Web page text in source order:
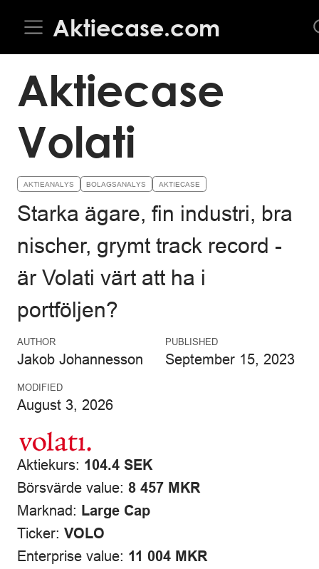
Aktiecase.com
Aktiecase
Volati
AKTIEANALYS BOLAGSANALYS AKTIECASE
Starka ägare, fin industri, bra
nischer, grymt track record -
är Volati värt att ha i
portföljen?
AUTHOR
Jakob Johannesson
PUBLISHED
September 15, 2023
MODIFIED
August 3, 2026
Aktiekurs: 104.4 SEK
Börsvärde value: 8 457 MKR
Marknad: Large Cap
Ticker: VOLO
Enterprise value: 11 004 MKR